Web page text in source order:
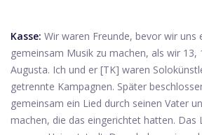
Kasse: Wir waren Freunde, bevor wir uns
gemeinsam Musik zu machen, als wir 13,
Augusta. Ich und er [TK] waren
getrennte Kampagnen. Später
gemeinsam ein Lied durch seinen Vater
machen, die das eingerichtet hatten. Das